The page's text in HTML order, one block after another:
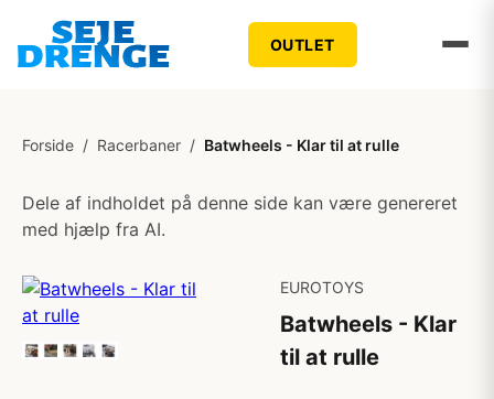
OUTLET
Forside / Racerbaner / Batwheels - Klar til at rulle
Dele af indholdet på denne side kan være genereret
med hjælp fra AI.
EUROTOYS
Batwheels - Klar
til at rulle